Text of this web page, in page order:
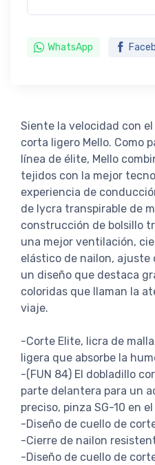
WhatsApp
Siente la velocidad con
corta ligero Mello. Como
línea de élite, Mello
tejidos con la mejor
experiencia de
de lycra transpirable de
construcción de bolsillo
una mejor ventilación,
elástico de nailon, ajuste
un diseño que destaca
coloridas que llaman la
viaje.
-Corte Elite, licra de
ligera que absorbe la
-(FUN 84) El dobladillo
parte delantera para un
preciso, pinza SG-10 en
-Diseño de cuello de
-Cierre de nailon
-Diseño de cuello de